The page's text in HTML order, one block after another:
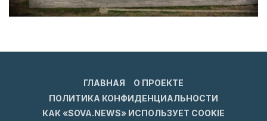
ГЛАВНАЯ
О ПРОЕКТЕ
ПОЛИТИКА КОНФИДЕНЦИАЛЬНОСТИ
КАК «SOVA.NEWS» ИСПОЛЬЗУЕТ COOKIE